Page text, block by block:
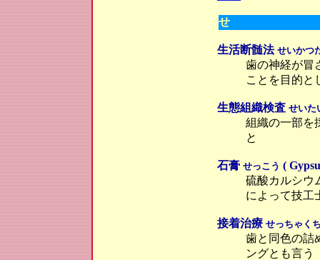
せ
生活断髄法 せいかつ
歯の神経が冒
ことを目的と
生態組織検査 せいた
組織の一部を
と
石膏 せっこう (
硫酸カルシウ
によって技工
接着治療 せっちゃく
歯と同色の詰
ングとも言う